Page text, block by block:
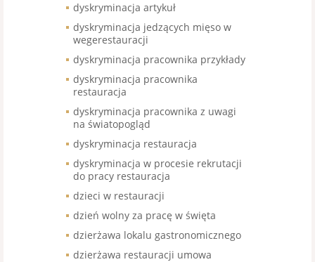
dyskryminacja artykuł
dyskryminacja jedzących mięso w
wegerestauracji
dyskryminacja pracownika przykłady
dyskryminacja pracownika
restauracja
dyskryminacja pracownika z uwagi
na światopogląd
dyskryminacja restauracja
dyskryminacja w procesie rekrutacji
do pracy restauracja
dzieci w restauracji
dzień wolny za pracę w święta
dzierżawa lokalu gastronomicznego
dzierżawa restauracji umowa